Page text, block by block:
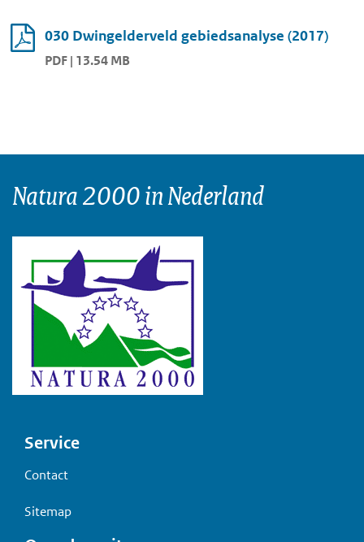
030 Dwingelderveld gebiedsanalyse (2017)
PDF | 13.54 MB
Natura 2000 in Nederland
Voet
Service
Contact
Sitemap